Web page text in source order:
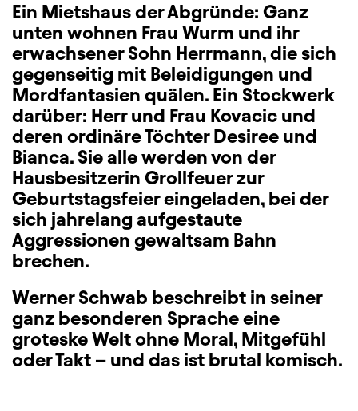
Ein Mietshaus der Abgründe: Ganz
unten wohnen Frau Wurm und ihr
erwachsener Sohn Herrmann, die sich
gegenseitig mit Beleidigungen und
Mordfantasien quälen. Ein Stockwerk
darüber: Herr und Frau Kovacic und
deren ordinäre Töchter Desiree und
Bianca. Sie alle werden von der
Hausbesitzerin Grollfeuer zur
Geburtstagsfeier eingeladen, bei der
sich jahrelang aufgestaute
Aggressionen gewaltsam Bahn
brechen.
Werner Schwab beschreibt in seiner
ganz besonderen Sprache eine
groteske Welt ohne Moral, Mitgefühl
oder Takt – und das ist brutal komisch.